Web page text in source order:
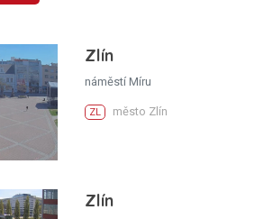
Zlín
náměstí Míru
ZL město Zlín
Zlín